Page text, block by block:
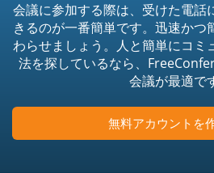
会議に参加する際は、受けた電話
きるのが一番簡単です。迅速かつ
わらせましょう。人と簡単にコミ
法を探しているなら、
会議が最適で
無料アカウントを